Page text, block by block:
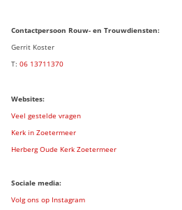
Contactpersoon Rouw- en Trouwdiensten:
Gerrit Koster
T: 06 13711370
Websites:
Veel gestelde vragen
Kerk in Zoetermeer
Herberg Oude Kerk Zoetermeer
Sociale media:
Volg ons op Instagram